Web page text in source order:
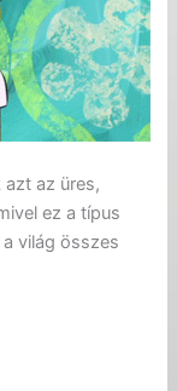
az üres,
ez a típus
világ összes